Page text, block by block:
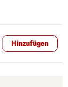
Hinzufügen